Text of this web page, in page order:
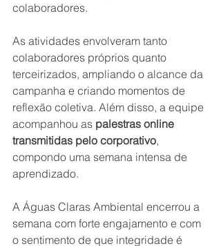
colaboradores.
As atividades envolveram tanto
colaboradores próprios quanto
terceirizados, ampliando o alcance da
campanha e criando momentos de
reflexão coletiva. Além disso, a equipe
acompanhou as palestras online
transmitidas pelo corporativo,
compondo uma semana intensa de
aprendizado.
A Águas Claras Ambiental encerrou a
semana com forte engajamento e com
o sentimento de que integridade é